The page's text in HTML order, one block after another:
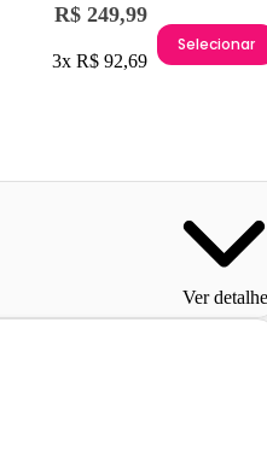
R$ 249,99
3x R$ 92,69
Selecionar
Ver